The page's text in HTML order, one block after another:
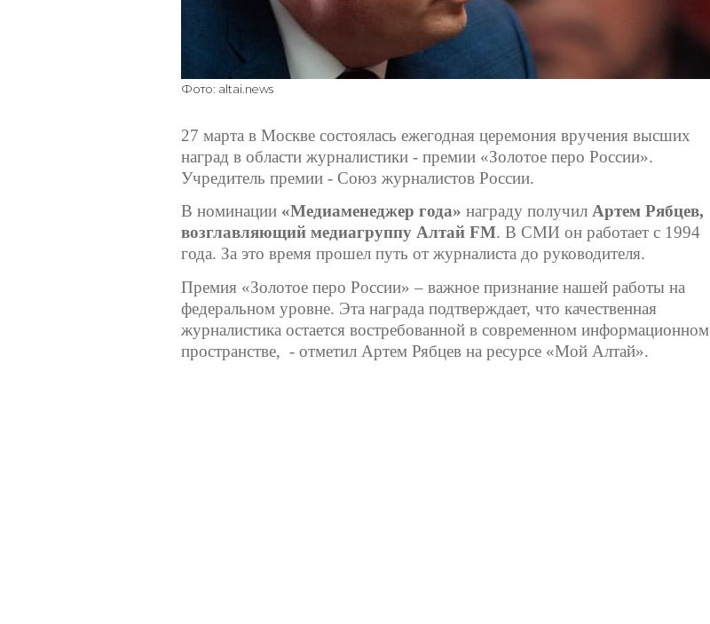
Фото: altai.news
27 марта в Москве состоялась ежегодная церемония вручения высших
наград в области журналистики - премии «Золотое перо России».
Учредитель премии - Союз журналистов России.
В номинации «Медиаменеджер года» награду получил Артем Рябцев,
возглавляющий медиагруппу Алтай FM. В СМИ он работает с 1994
года. За это время прошел путь от журналиста до руководителя.
Премия «Золотое перо России» – важное признание нашей работы на
федеральном уровне. Эта награда подтверждает, что качественная
журналистика остается востребованной в современном информационном
пространстве, - отметил Артем Рябцев на ресурсе «Мой Алтай».